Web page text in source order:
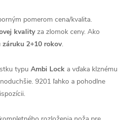
pomerom cena/kvalita.
kvality za zlomok ceny. Ako
záruku 2+10 rokov.
typu Ambi Lock a vďaka klznému
9201 ľahko a pohodlne